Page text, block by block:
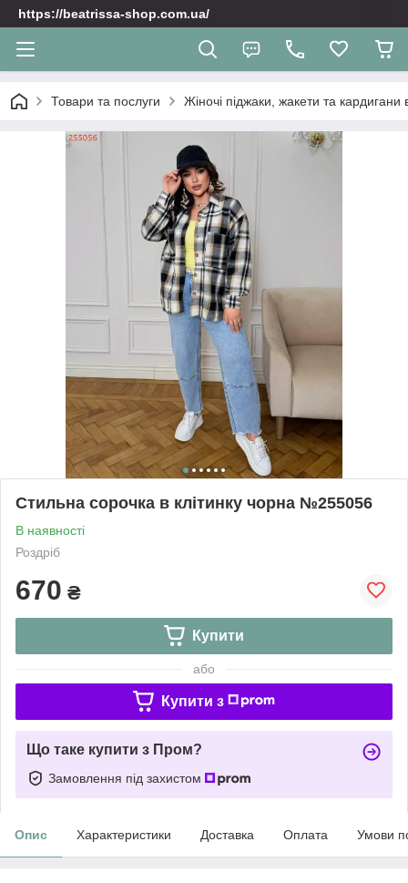
https://beatrissa-shop.com.ua/
Товари та послуги Жіночі піджаки, жакети та кардигани
Стильна сорочка в клітинку чорна №255056
В наявності
Роздріб
670 ₴
Купити
або
Купити з
Що таке купити з Пром?
Замовлення під захистом
Опис Характеристики Доставка Оплата Умови